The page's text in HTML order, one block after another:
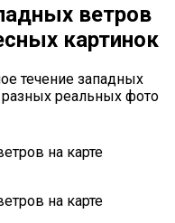
ветров
картинок
течение западных
разных реальных фото